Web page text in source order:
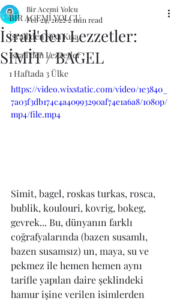
BİR ACEMİ YOLCU
İsrail'den Kısa Kısa
İsrail'den Lezzetler
1 Haftada 3 Ülke
İsrail'den Lezzetler:
SİMİT / BAGEL
Bir Acemi Yolcu
Feb 24, 20222 min read
https://video.wixstatic.com/video/1e3840_
7a03f3db174c4a40993290af74e1a6a8/1080p/
mp4/file.mp4
Simit, bagel, roskas turkas, rosca,
bublik, koulouri, kovrig, bokeg,
gevrek... Bu, dünyanın farklı
coğrafyalarında (bazen susamlı,
bazen susamsız) un, maya, su ve
pekmez ile hemen hemen aynı
tarifle yapılan daire şeklindeki
hamur işine verilen isimlerden